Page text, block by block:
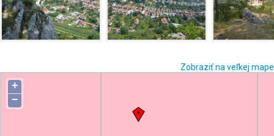
Zobraziť na veľkej mape
+
−